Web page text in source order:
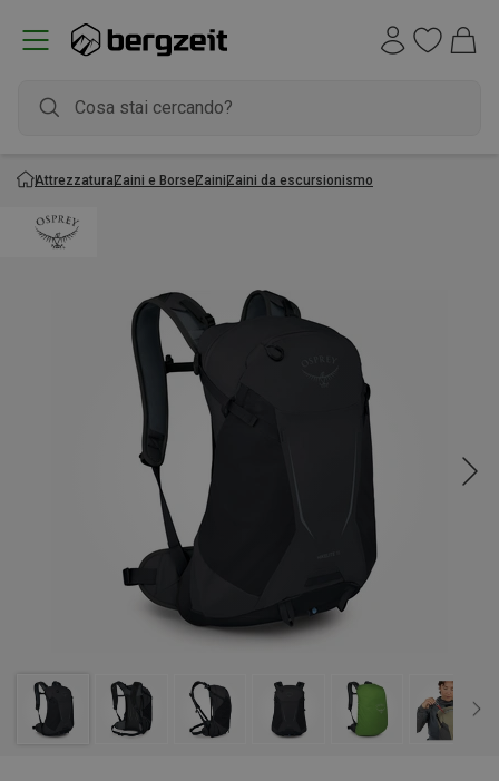
AttrezzaturaZaini e BorseZainiZaini da escursionismo